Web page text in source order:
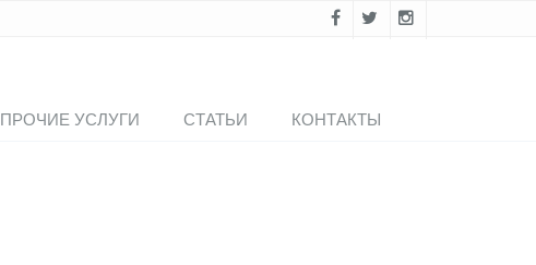
ПРОЧИЕ УСЛУГИ СТАТЬИ КОНТАКТЫ